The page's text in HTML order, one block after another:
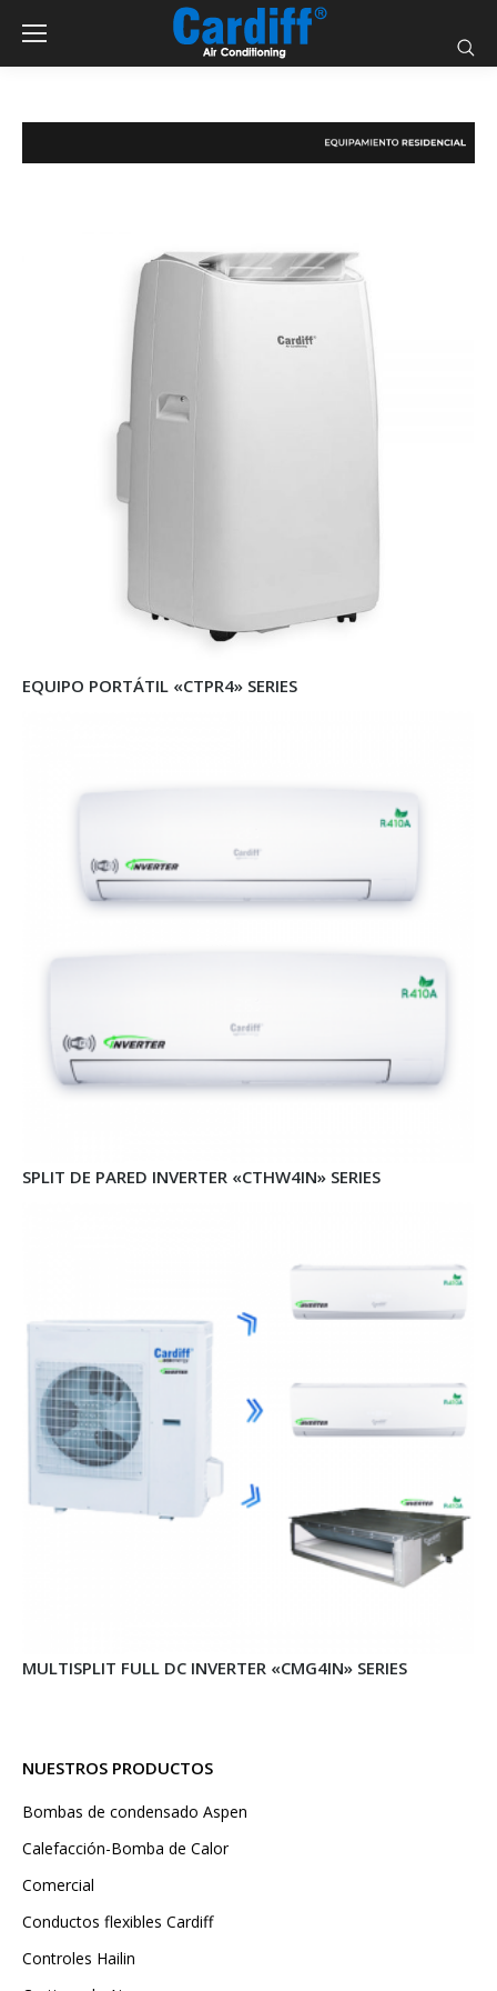
EQUIPO PORTÁTIL «CTPR4» SERIES
SPLIT DE PARED INVERTER «CTHW4IN» SERIES
MULTISPLIT FULL DC INVERTER «CMG4IN» SERIES
NUESTROS PRODUCTOS
Bombas de condensado Aspen
Calefacción-Bomba de Calor
Comercial
Conductos flexibles Cardiff
Controles Hailin